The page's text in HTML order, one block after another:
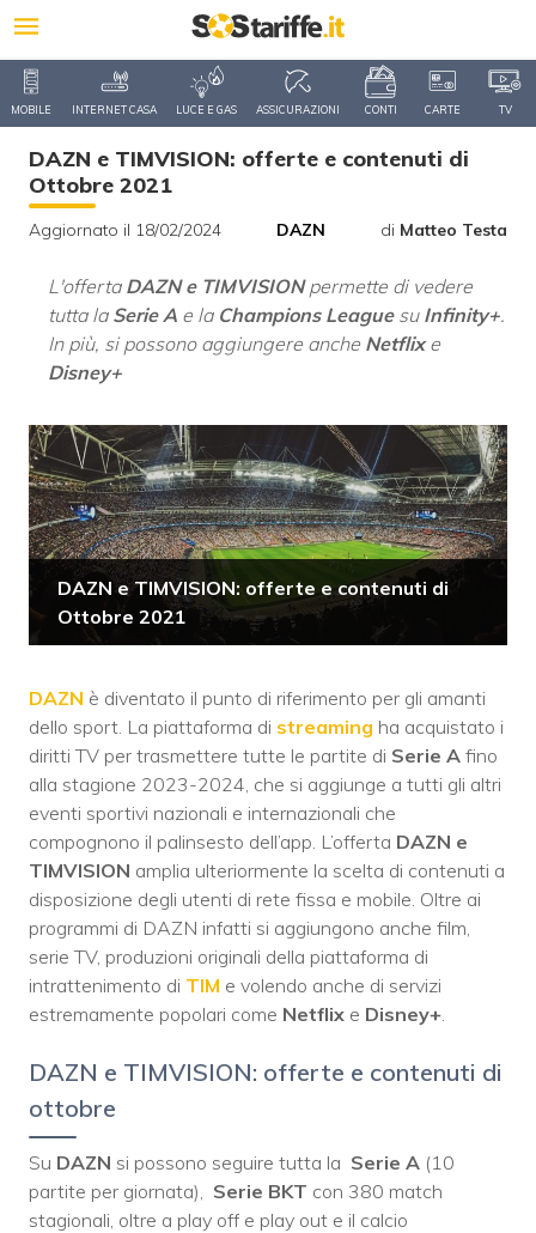
MOBILE INTERNET CASA LUCE E GAS ASSICURAZIONI CONTI CARTE TV
DAZN e TIMVISION: offerte e contenuti di
Ottobre 2021
Aggiornato il 18/02/2024 DAZN di Matteo Testa
L'offerta DAZN e TIMVISIONpermette di vedere
tutta la Serie A e la Champions LeaguesuInfinity+.
In più, si possono aggiungere anche Netflixe
Disney+
DAZN e TIMVISION: offerte e contenuti di
Ottobre 2021
DAZN è diventato il punto di riferimento per gli amanti
dello sport. La piattaforma di streaming ha acquistato i
diritti TV per trasmettere tutte le partite di Serie A fino
alla stagione 2023-2024, che si aggiunge a tutti gli altri
eventi sportivi nazionali e internazionali che
compognono il palinsesto dell’app. L’offerta DAZN e
TIMVISION amplia ulteriormente la scelta di contenuti a
disposizione degli utenti di rete fissa e mobile. Oltre ai
programmi di DAZN infatti si aggiungono anche film,
serie TV, produzioni originali della piattaforma di
intrattenimento di TIM e volendo anche di servizi
estremamente popolari come Netflix e Disney+
DAZN e TIMVISION: offerte e contenuti di
ottobre
Su DAZN si possono seguire tutta la Serie A (10
partite per giornata), Serie BKT con 380 match
stagionali, oltre a play off e play out e il calcio